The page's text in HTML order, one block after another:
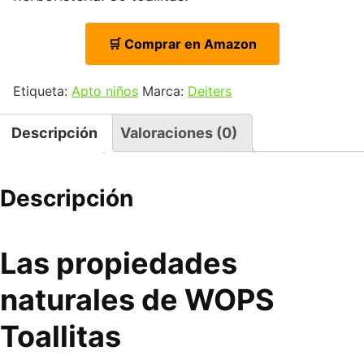
🛒 Comprar en Amazon
Etiqueta: Apto niños Marca: Deiters
Descripción Valoraciones (0)
Descripción
Las propiedades
naturales de WOPS
Toallitas